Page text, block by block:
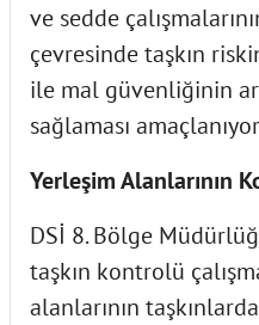
ve sedde
çevresinde taşkın
ile mal güvenliğinin
sağlaması
Yerleşim Alanlarının
DSİ 8. Bölge
taşkın kontrolü
alanlarının